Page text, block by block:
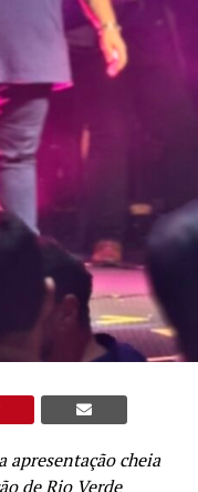
cheia
de Rio Verde